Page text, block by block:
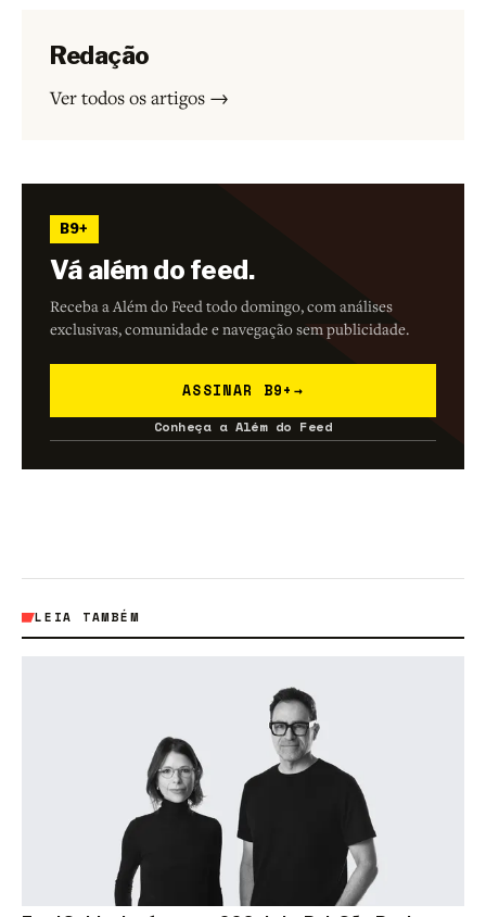
Redação
Ver todos os artigos →
B9+
Vá além do feed.
Receba a Além do Feed todo domingo, com análises
exclusivas, comunidade e navegação sem publicidade.
ASSINAR B9+ →
Conheça a Além do Feed
LEIA TAMBÉM